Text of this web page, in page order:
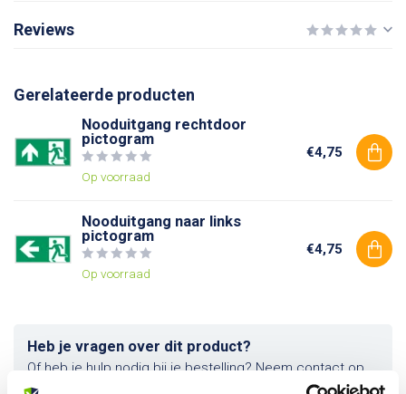
Reviews
Gerelateerde producten
Nooduitgang rechtdoor
pictogram
Op voorraad
€4,75
Nooduitgang naar links
pictogram
Op voorraad
€4,75
Heb je vragen over dit product?
Of heb je hulp nodig bij je bestelling? Neem contact op
met onze klantenservice. We helpen je graag verder!